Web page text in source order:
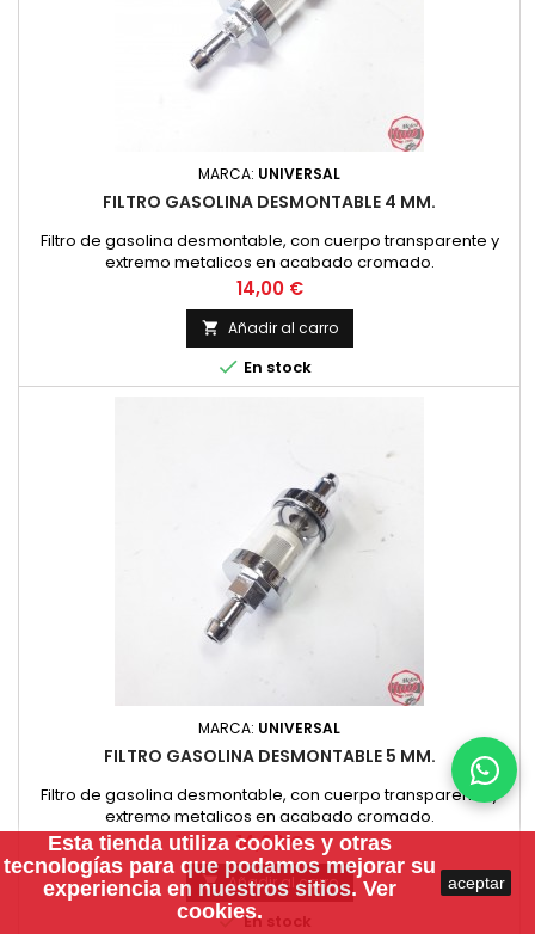
MARCA: UNIVERSAL
FILTRO GASOLINA DESMONTABLE 4 MM.
Filtro de gasolina desmontable, con cuerpo transparente y
extremo metalicos en acabado cromado.
Precio
14,00 €
 Añadir al carro
 En stock
MARCA: UNIVERSAL
FILTRO GASOLINA DESMONTABLE 5 MM.
Filtro de gasolina desmontable, con cuerpo transparente y
extremo metalicos en acabado cromado.
Precio
14,00 €
 Añadir al carro
En stock
Esta tienda utiliza cookies y otras
tecnologías para que podamos mejorar su
experiencia en nuestros sitios. Ver
cookies.
aceptar